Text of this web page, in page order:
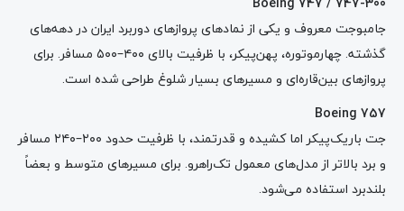
جامبوجت معروف و یکی از نمادهای پروازهای دوربرد ایران در دهه‌های
گذشته. چهارموتوره، پهن‌پیکر، با ظرفیت بالای ۴۰۰–۵۰۰ مسافر. برای
پروازهای بین‌قاره‌ای و مسیرهای بسیار شلوغ طراحی شده است.
Boeing 757
جت باریک‌پیکر اما کشیده و قدرتمند، با ظرفیت حدود ۲۰۰–۲۴۰ مسافر
و برد بالاتر از مدل‌های معمول تک‌راهرو. برای مسیرهای متوسط و بعضاً
بلندبرد استفاده می‌شود.